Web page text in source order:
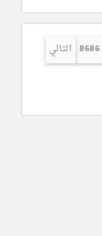
8686 التالي